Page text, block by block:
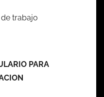
trabajo
PARA